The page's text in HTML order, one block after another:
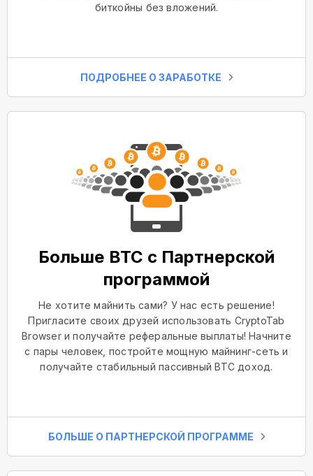
биткойны без вложений.
ПОДРОБНЕЕ О ЗАРАБОТКЕ
Больше BTC с Партнерской
программой
Не хотите майнить сами? У нас есть решение!
Пригласите своих друзей использовать CryptoTab
Browser и получайте реферальные выплаты! Начните
с пары человек, постройте мощную майнинг-сеть и
получайте стабильный пассивный BTC доход.
БОЛЬШЕ О ПАРТНЕРСКОЙ ПРОГРАММЕ